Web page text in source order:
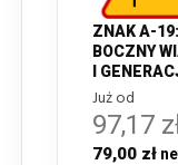
ZNAK A-19:
BOCZNY
I
Już od
97,17
79,00 zł